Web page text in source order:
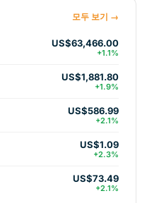
모두 보기 →
US$63,466.00
+1.1%
US$1,881.80
+1.9%
US$586.99
+2.1%
US$1.09
+2.3%
US$73.49
+2.1%